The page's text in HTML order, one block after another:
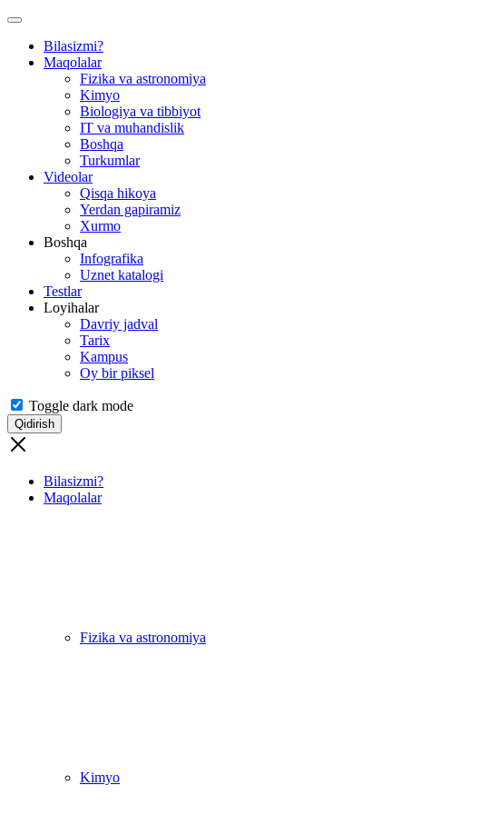
Bilasizmi?
Maqolalar
Fizika va astronomiya
Kimyo
Biologiya va tibbiyot
IT va muhandislik
Boshqa
Turkumlar
Videolar
Qisqa hikoya
Yerdan gapiramiz
Xurmo
Boshqa
Infografika
Uznet katalogi
Testlar
Loyihalar
Davriy jadval
Tarix
Kampus
Oy bir piksel
Toggle dark mode
Qidirish
Bilasizmi?
Maqolalar
Fizika va astronomiya
Kimyo